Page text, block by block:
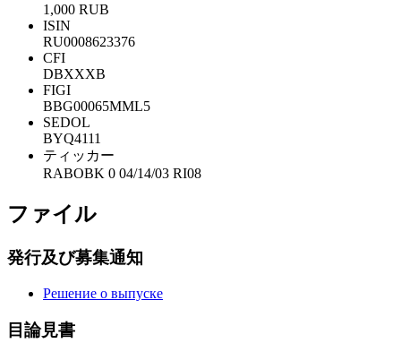
1,000 RUB
ISIN
RU0008623376
CFI
DBXXXB
FIGI
BBG00065MML5
SEDOL
BYQ4111
ティッカー
RABOBK 0 04/14/03 RI08
ファイル
発行及び募集通知
Решение о выпуске
目論見書